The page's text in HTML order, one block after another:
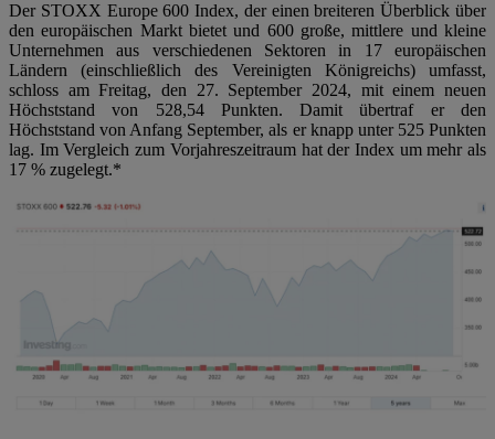
Der STOXX Europe 600 Index, der einen breiteren Überblick über
den europäischen Markt bietet und 600 große, mittlere und kleine
Unternehmen aus verschiedenen Sektoren in 17 europäischen
Ländern (einschließlich des Vereinigten Königreichs) umfasst,
schloss am Freitag, den 27. September 2024, mit einem neuen
Höchststand von 528,54 Punkten. Damit übertraf er den
Höchststand von Anfang September, als er knapp unter 525 Punkten
lag. Im Vergleich zum Vorjahreszeitraum hat der Index um mehr als
17 % zugelegt.*